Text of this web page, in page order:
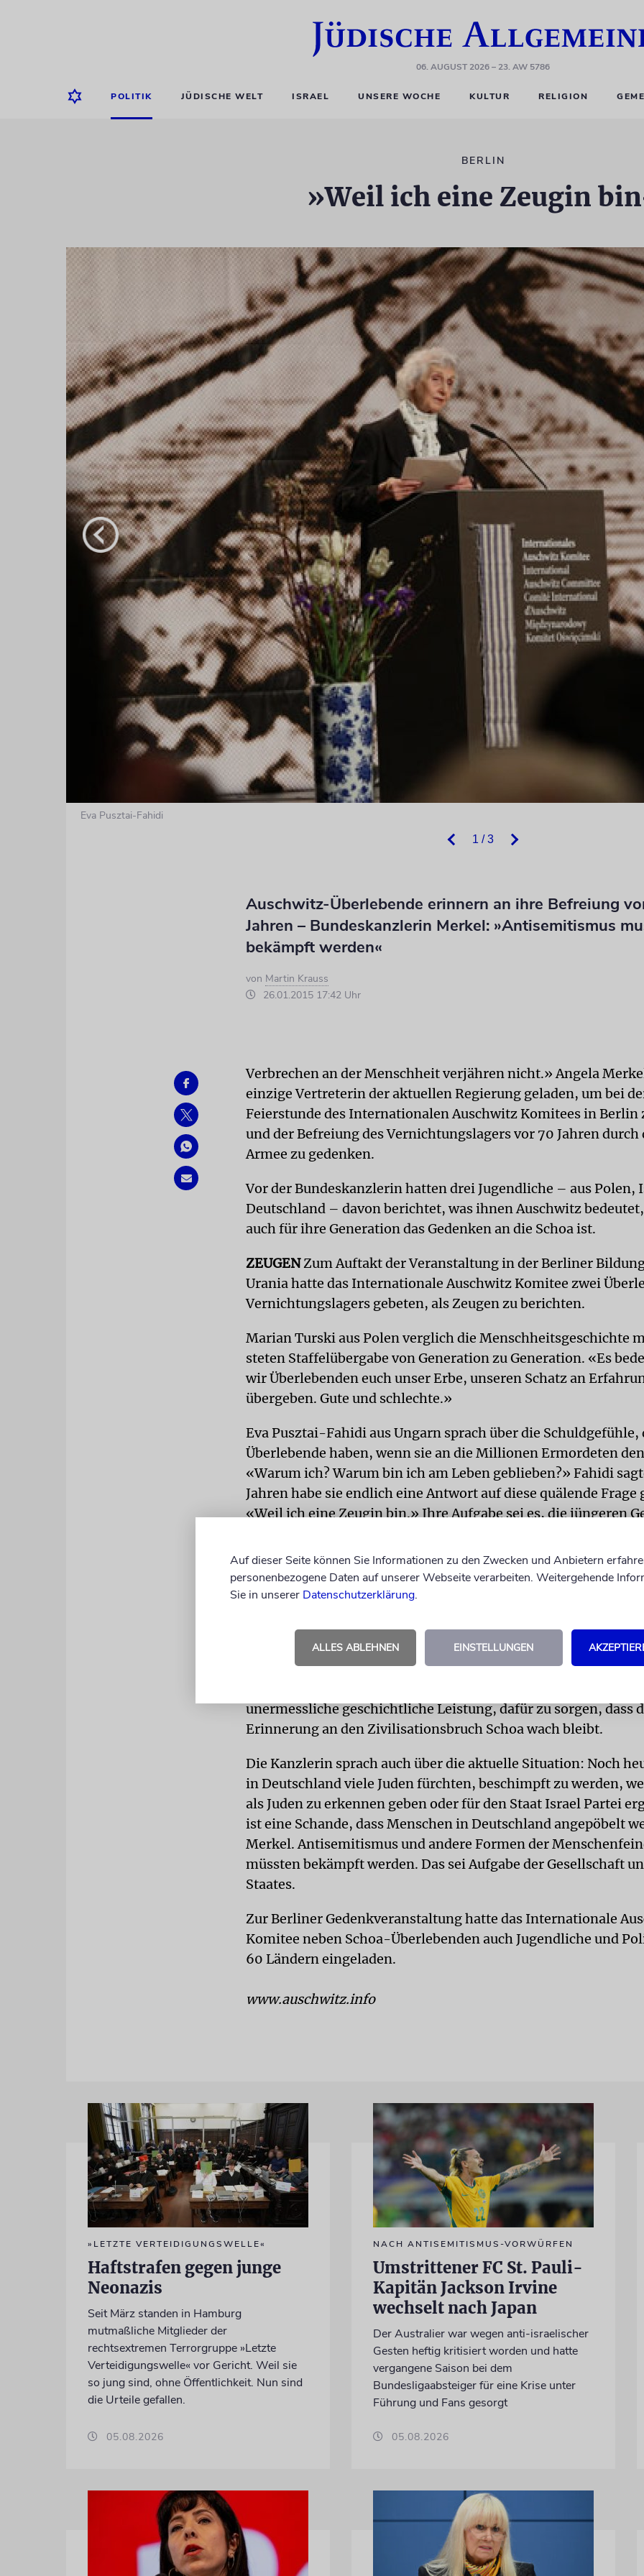
06. AUGUST 2026– 23. AW 5786
POLITIK JÜDISCHE WELT ISRAEL UNSERE WOCHE KULTUR RELIGION
BERLIN
»Weil ich eine Zeugin
1 / 3
Eva Pusztai-Fahidi
Auschwitz-Überlebende erinnern an ihre Befreiung
Jahren – Bundeskanzlerin Merkel: »Antisemitismus
bekämpft werden«
von Martin Krauss
26.01.2015 17:42 Uhr
Verbrechen an der Menschheit verjähren nicht.» Angela
einzige Vertreterin der aktuellen Regierung geladen, um bei
Feierstunde des Internationalen Auschwitz Komitees in Berlin
und der Befreiung des Vernichtungslagers vor 70 Jahren durch
Armee zu gedenken.
Vor der Bundeskanzlerin hatten drei Jugendliche – aus Polen,
Deutschland – davon berichtet, was ihnen Auschwitz
auch für ihre Generation das Gedenken an die Schoa ist.
ZEUGENZum Auftakt der Veranstaltung in der Berliner
Urania hatte das Internationale Auschwitz Komitee zwei
Vernichtungslagers gebeten, als Zeugen zu berichten.
Marian Turski aus Polen verglich die Menschheitsgeschichte
steten Staffelübergabe von Generation zu Generation. «Es
wir Überlebenden euch unser Erbe, unseren Schatz an
übergeben. Gute und schlechte.»
Eva Pusztai-Fahidi aus Ungarn sprach über die Schuldgefühle,
Überlebende haben, wenn sie an die Millionen Ermordeten
«Warum ich? Warum bin ich am Leben geblieben?» Fahidi
Jahren habe sie endlich eine Antwort auf diese quälende Frage
«Weil ich eine Zeugin bin.» Ihre Aufgabe sei es, die jüngeren
von Auschwitz sprechen über unser Leben und über das Leben
Toten», betonte die 89-Jährige.
Auschwitz Komitee die Kanzlerin auf die Bühne. Angela Merkel
allen Menschen, «die von Deutschland im Nationalsozialismus
misshandelt, gequält und ermordet wurden». Sie dankte auch
unermessliche geschichtliche Leistung, dafür zu sorgen, dass
Erinnerung an den Zivilisationsbruch Schoa wach bleibt.
Die Kanzlerin sprach auch über die aktuelle Situation: Noch
in Deutschland viele Juden fürchten, beschimpft zu werden,
als Juden zu erkennen geben oder für den Staat Israel Partei
ist eine Schande, dass Menschen in Deutschland angepöbelt
Merkel. Antisemitismus und andere Formen der
müssten bekämpft werden. Das sei Aufgabe der Gesellschaft
Staates.
Zur Berliner Gedenkveranstaltung hatte das Internationale
Komitee neben Schoa-Überlebenden auch Jugendliche und
60 Ländern eingeladen.
www.auschwitz.info
»LETZTE VERTEIDIGUNGSWELLE«
Haftstrafen gegen junge
Neonazis
Seit März standen in Hamburg
mutmaßliche Mitglieder der
rechtsextremen Terrorgruppe »Letzte
Verteidigungswelle« vor Gericht. Weil sie
so jung sind, ohne Öffentlichkeit. Nun sind
die Urteile gefallen.
05.08.2026
NACH ANTISEMITISMUS-VORWÜRFEN
Umstrittener FC St. Pauli-
Kapitän Jackson Irvine
wechselt nach Japan
Der Australier war wegen anti-israelischer
Gesten heftig kritisiert worden und hatte
vergangene Saison bei dem
Bundesligaabsteiger für eine Krise unter
Führung und Fans gesorgt
05.08.2026
Auf dieser Seite können Sie Informationen zu den Zwecken und Anbietern
personenbezogene Daten auf unserer Webseite verarbeiten. Weitergehende
Sie in unserer Datenschutzerklärung.
ALLES ABLEHNEN EINSTELLUNGEN